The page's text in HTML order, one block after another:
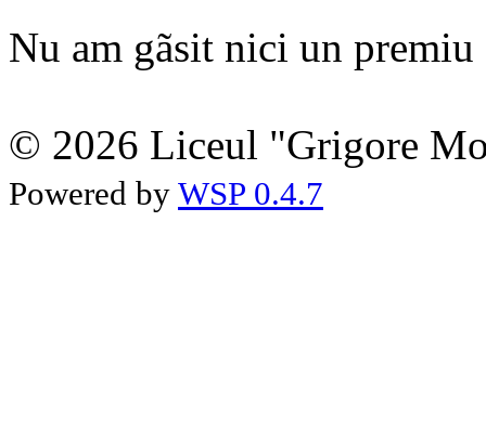
Nu am gãsit nici un premiu
© 2026 Liceul "Grigore
Powered by WSP 0.4.7